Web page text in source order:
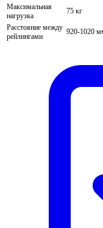
Максимальная
нагрузка
75 кг
Расстояние между
рейлингами
920-1020